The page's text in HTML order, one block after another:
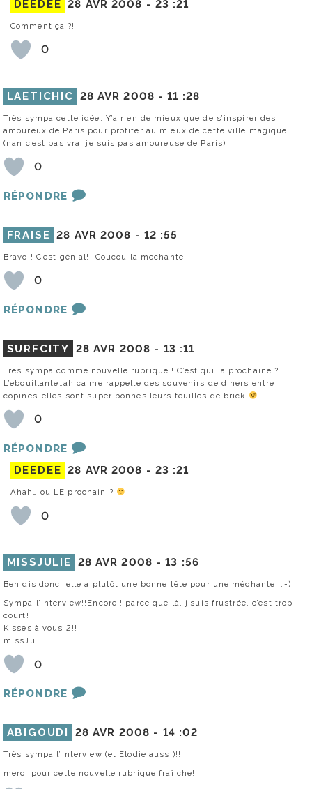
DEEDEE 28 AVR 2008 - 23 :21
Comment ça ?!
0
LAETICHIC 28 AVR 2008 -11 :28
Très sympa cette idée. Y’a rien de mieux que de s’inspirer des
amoureux de Paris pour profiter au mieux de cette ville magique
(nan c’est pas vrai je suis pas amoureuse de Paris)
0
RÉPONDRE
FRAISE 28 AVR 2008 - 12 :55
Bravo!! C’est génial!! Coucou la mechante!
0
RÉPONDRE
SURFCITY 28 AVR 2008 - 13 :11
Tres sympa comme nouvelle rubrique ! C’est qui la prochaine ?
L’ebouillante…ah ca me rappelle des souvenirs de diners entre
copines…elles sont super bonnes leurs feuilles de brick
0
RÉPONDRE
DEEDEE 28 AVR 2008 - 23 :21
Ahah… ou LE prochain ?
0
MISSJULIE 28 AVR 2008 -13 :56
Ben dis donc, elle a plutôt une bonne tête pour une méchante!!;-)
Sympa l’interview!!Encore!! parce que là, j’suis frustrée, c’est trop
court!
Kisses à vous 2!!
missJu
0
RÉPONDRE
ABIGOUDI 28 AVR 2008 - 14 :02
Très sympa l’interview (et Elodie aussi)!!!
merci pour cette nouvelle rubrique fraîiche!